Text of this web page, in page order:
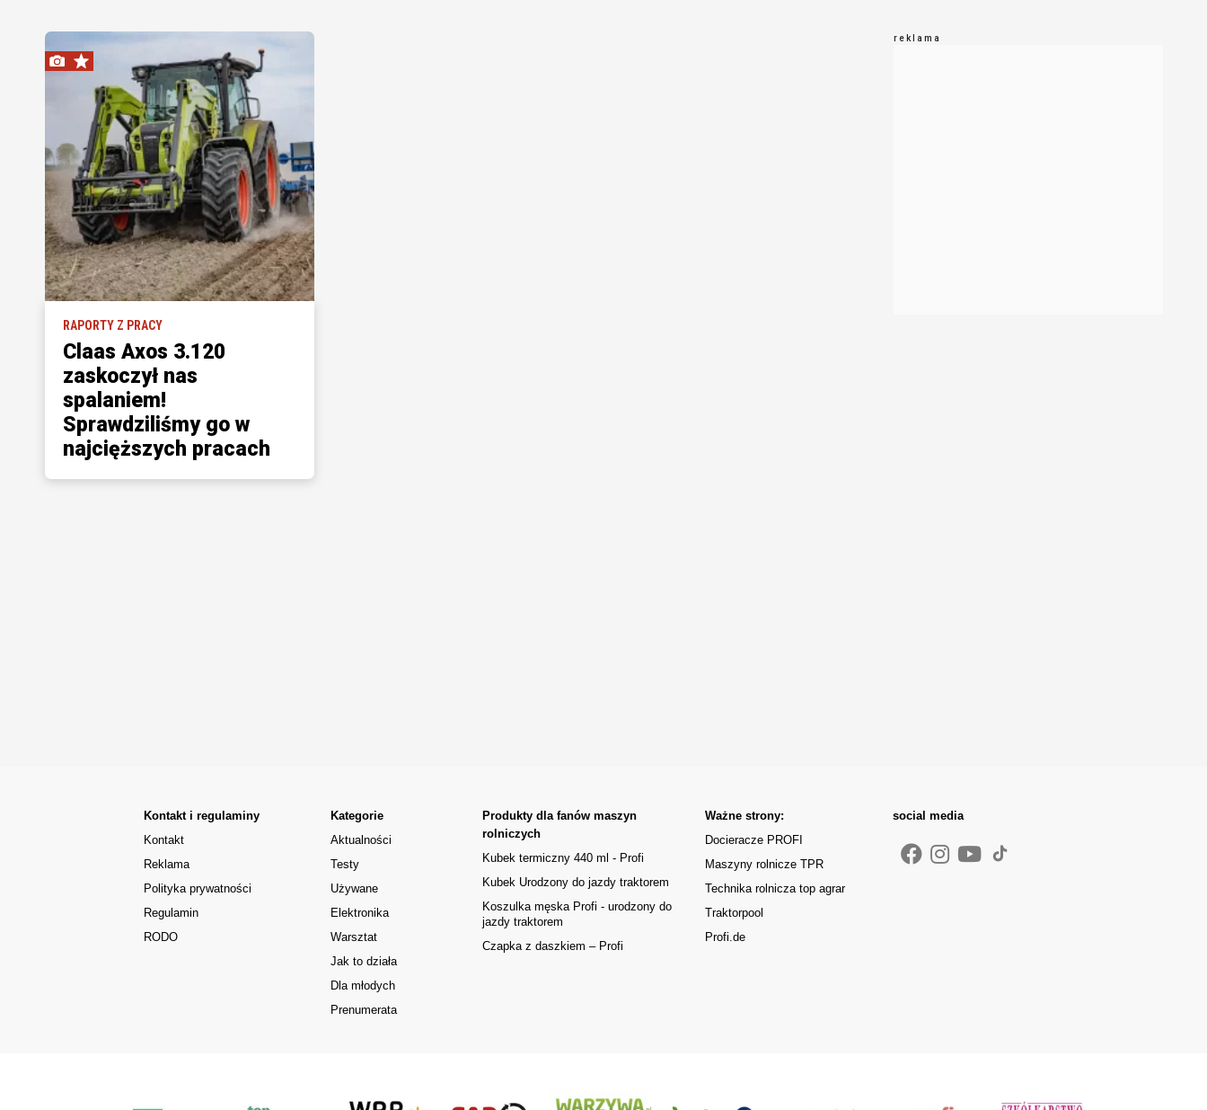
RAPORTY Z PRACY
Claas Axos 3.120
zaskoczył nas
spalaniem!
Sprawdziliśmy go w
najcięższych pracach
Kontakt i regulaminy
Kontakt
Reklama
Polityka prywatności
Regulamin
RODO
Kategorie
Aktualności
Testy
Używane
Elektronika
Warsztat
Jak to działa
Dla młodych
Prenumerata
Produkty dla fanów maszyn
rolniczych
Kubek termiczny 440 ml - Profi
Kubek Urodzony do jazdy traktorem
Koszulka męska Profi - urodzony do
jazdy traktorem
Czapka z daszkiem – Profi
Ważne strony:
Docieracze PROFI
Maszyny rolnicze TPR
Technika rolnicza top agrar
Traktorpool
Profi.de
social media